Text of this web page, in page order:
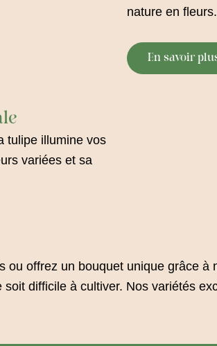
nature en fleurs.
En savoir
tulipe illumine vos
variées et sa
ou offrez un bouquet unique grâce
soit difficile à cultiver. Nos variétés